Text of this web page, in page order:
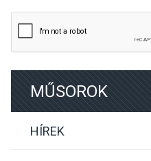
MŰSOROK
HÍREK